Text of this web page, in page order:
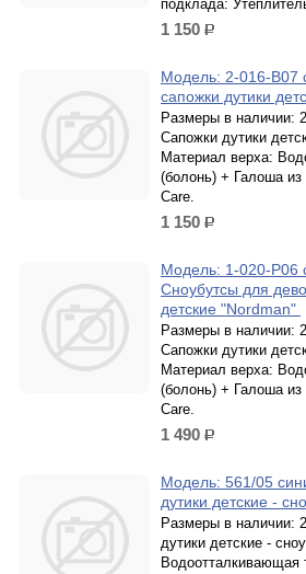
подклада:
1 150 р.
Модель: 2-016-B07
сапожки дутики
Размеры в наличии:
Сапожки дутики
Материал верха:
(болонь) + Галоша
Care.
1 150 р.
Модель: 1-020-P06
Сноубутсы для
детские "Nordman"
Размеры в наличии:
Сапожки дутики
Материал верха:
(болонь) + Галоша
Care.
1 490 р.
Модель: 561/05
дутики детские -
Размеры в наличии:
дутики детские -
Водоотталкивающая